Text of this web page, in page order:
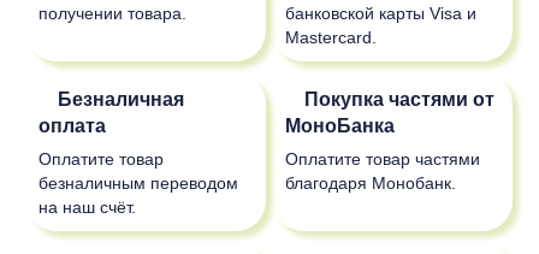
получении товара.
банковской карты Visa и
Mastercard.
Безналичная
оплата
Оплатите товар
безналичным переводом
на наш счёт.
Покупка частями от
МоноБанка
Оплатите товар частями
благодаря Монобанк.